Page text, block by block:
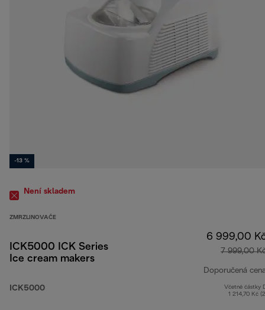
-13 %
Není skladem
ZMRZLINOVAČE
ICK5000 ICK Series
Ice cream makers
ICK5000
6 999,00
7 999,00
Doporučená
Včetně částky
1 214,70 Kč